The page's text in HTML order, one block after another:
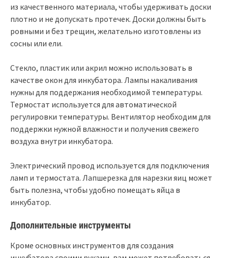
из качественного материала, чтобы удерживать доски
плотно и не допускать протечек. Доски должны быть
ровными и без трещин, желательно изготовлены из
сосны или ели.
Стекло, пластик или акрил можно использовать в
качестве окон для инкубатора. Лампы накаливания
нужны для поддержания необходимой температуры.
Термостат используется для автоматической
регулировки температуры. Вентилятор необходим для
поддержки нужной влажности и получения свежего
воздуха внутри инкубатора.
Электрический провод используется для подключения
ламп и термостата. Лапшерезка для нарезки яиц может
быть полезна, чтобы удобно помещать яйца в
инкубатор.
Дополнительные инструменты
Кроме основных инструментов для создания